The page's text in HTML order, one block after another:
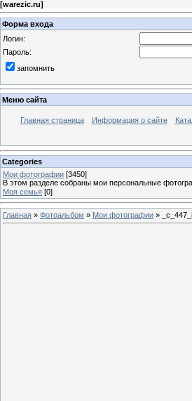
[warezic.ru]
Форма входа
Логин:
Пароль:
запомнить
Меню сайта
Главная страница Информация о сайте
Categories
Мои фотографии [3450]
В этом разделе собраны мои персональные
Моя семья [0]
Главная » Фотоальбом » Мои фотографии »